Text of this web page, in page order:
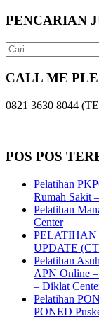
PENCARIAN
Cari
untuk:
CALL ME
0821 3630 8044
POS POS
Pelatihan
Rumah Sakit
Pelatihan
Center
UPDATE
Pelatihan
APN Online –
– Diklat
Pelatihan
PONED